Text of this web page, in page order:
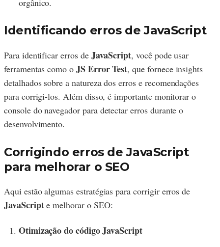
Identificando erros de JavaScript
Para identificar erros de JavaScript, você pode usar
ferramentas como o JS Error Test, que fornece insights
detalhados sobre a natureza dos erros e recomendações
para corrigi-los. Além disso, é importante monitorar o
console do navegador para detectar erros durante o
desenvolvimento.
Corrigindo erros de JavaScript
para melhorar o SEO
Aqui estão algumas estratégias para corrigir erros de
JavaScripte melhorar o SEO:
Otimização do código JavaScript